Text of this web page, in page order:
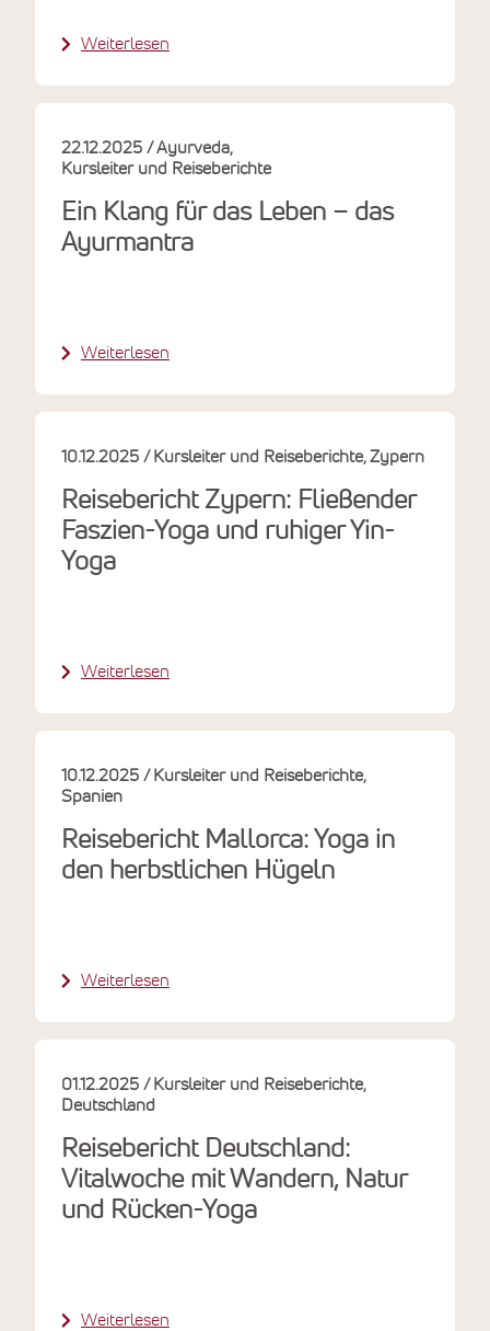
Weiterlesen
Ein Klang für das Leben – das
Ayurmantra
22.12.2025
Ayurveda
Kursleiter und Reiseberichte
Weiterlesen
Reisebericht Zypern: Fließender
Faszien-Yoga und ruhiger Yin-
Yoga
10.12.2025 Kursleiter und Reiseberichte Zypern
Weiterlesen
Reisebericht Mallorca: Yoga in
den herbstlichen Hügeln
10.12.2025
Kursleiter und Reiseberichte
Spanien
Weiterlesen
Reisebericht Deutschland:
Vitalwoche mit Wandern, Natur
und Rücken-Yoga
01.12.2025
Kursleiter und Reiseberichte
Deutschland
Weiterlesen